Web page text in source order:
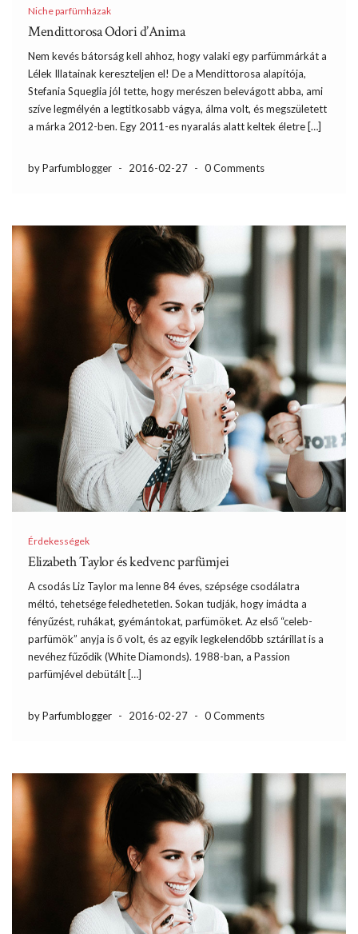
Niche parfümházak
Mendittorosa Odori d’Anima
Nem kevés bátorság kell ahhoz, hogy valaki egy parfümmárkát a
Lélek Illatainak kereszteljen el! De a Mendittorosa alapítója,
Stefania Squeglia jól tette, hogy merészen belevágott abba, ami
szíve legmélyén a legtitkosabb vágya, álma volt, és megszületett
a márka 2012-ben. Egy 2011-es nyaralás alatt keltek életre […]
by Parfumblogger - 2016-02-27 - 0 Comments
Érdekességek
Elizabeth Taylor és kedvenc parfümjei
A csodás Liz Taylor ma lenne 84 éves, szépsége csodálatra
méltó, tehetsége feledhetetlen. Sokan tudják, hogy imádta a
fényűzést, ruhákat, gyémántokat, parfümöket. Az első “celeb-
parfümök” anyja is ő volt, és az egyik legkelendőbb sztárillat is a
nevéhez fűződik (White Diamonds). 1988-ban, a Passion
parfümjével debütált […]
by Parfumblogger - 2016-02-27 - 0 Comments